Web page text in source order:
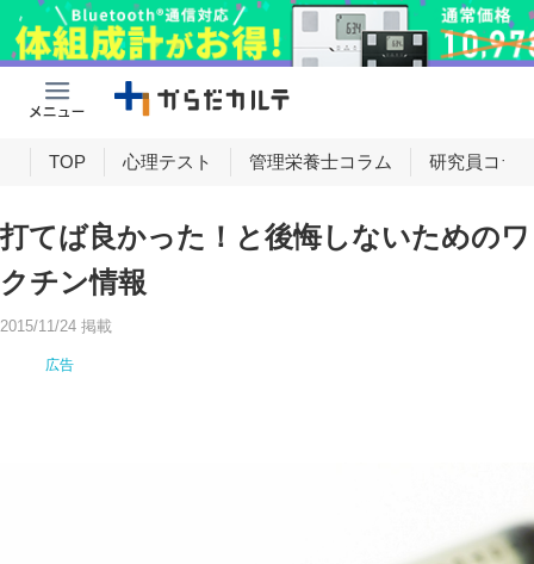
TOP 心理テスト 管理栄養士コラム 研究員コラ
打てば良かった！と後悔しないためのワ
クチン情報
2015/11/24 掲載